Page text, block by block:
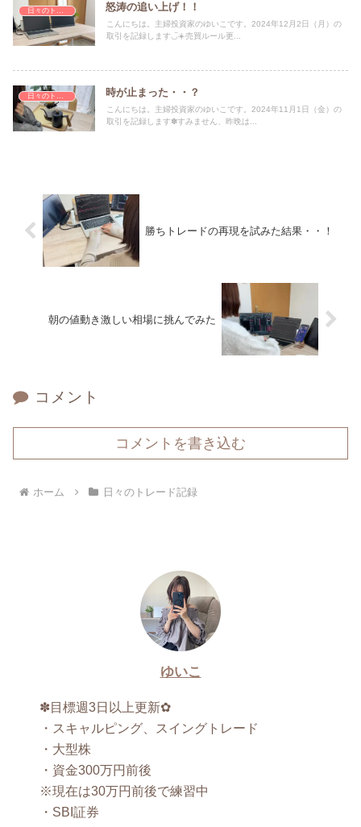
日々のトレード記録 怒涛の追い上げ！！
こんにちは。主婦投資家のゆいこです。2024年12月2日（月）の
取引を記録します◡̈☀️売買ルール更...
日々のトレード記録 時が止まった・・？
こんにちは。主婦投資家のゆいこです。2024年11月1日（金）の
取引を記録します✽すみません、昨晩は...
勝ちトレードの再現を試みた結果・・！
朝の値動き激しい相場に挑んでみた
コメント
コメントを書き込む
ホーム 日々のトレード記録
ゆいこ
✽目標週3日以上更新✿
・スキャルピング、スイングトレード
・大型株
・資金300万円前後
※現在は30万円前後で練習中
・SBI証券